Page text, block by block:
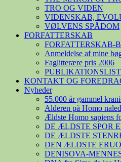
TRO OG VIDEN
VIDENSKAB,
VØLVENS SPÅDOM
FORFATTERSKAB
FORFATTERSKAB-
Anmeldelse af mine
Faglitterære pris 2006
KONTAKT OG
Nyheder
55.000 år gammel
Alderen på Homo
Ældste Homo sapiens
DE ÆLDSTE SPOR
DE ÆLDSTE
DEN ÆLDSTE
DENISOVA-